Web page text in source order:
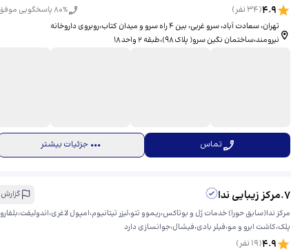
4.9
(
34 نفر) 80% پاسخگویی موفق
تهران، سعادت آباد، سرو غربی، ​بین ۴ راه سرو و میدان کتاب،روبروی داروخانه
نیرومند،ساختمان نگین سرو( پلاک ۹۸)،طبقه ۲ واحد ۱۸
تماس جزئیات بیشتر
7
.مرکز زیبایی ندا
گزارش
مرکز ندا(سابق حورا) خدمات ژل و بوتاکس،ریموو تتو،لیزر تیتانیوم،امپول لاغری،اندولیفت،بلفارو
پلک،کاشت ابرو و مو،فیلر بادی،فیشال،جوانسازی دارد
4.9
(
19 نفر)